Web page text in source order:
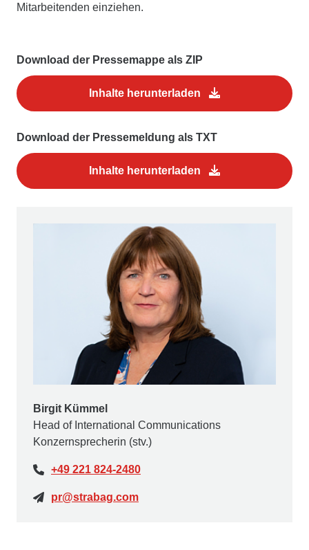
Mitarbeitenden einziehen.
Download der Pressemappe als ZIP
Inhalte herunterladen
Download der Pressemeldung als TXT
Inhalte herunterladen
Birgit Kümmel
Head of International Communications
Konzernsprecherin (stv.)
+49 221 824-2480
pr@strabag.com